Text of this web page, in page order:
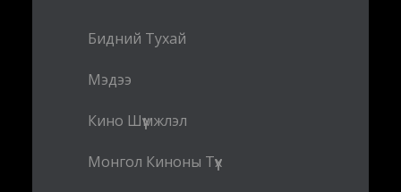
Бидний Тухай
Мэдээ
Кино Шүүмжлэл
Монгол Киноны Түүх